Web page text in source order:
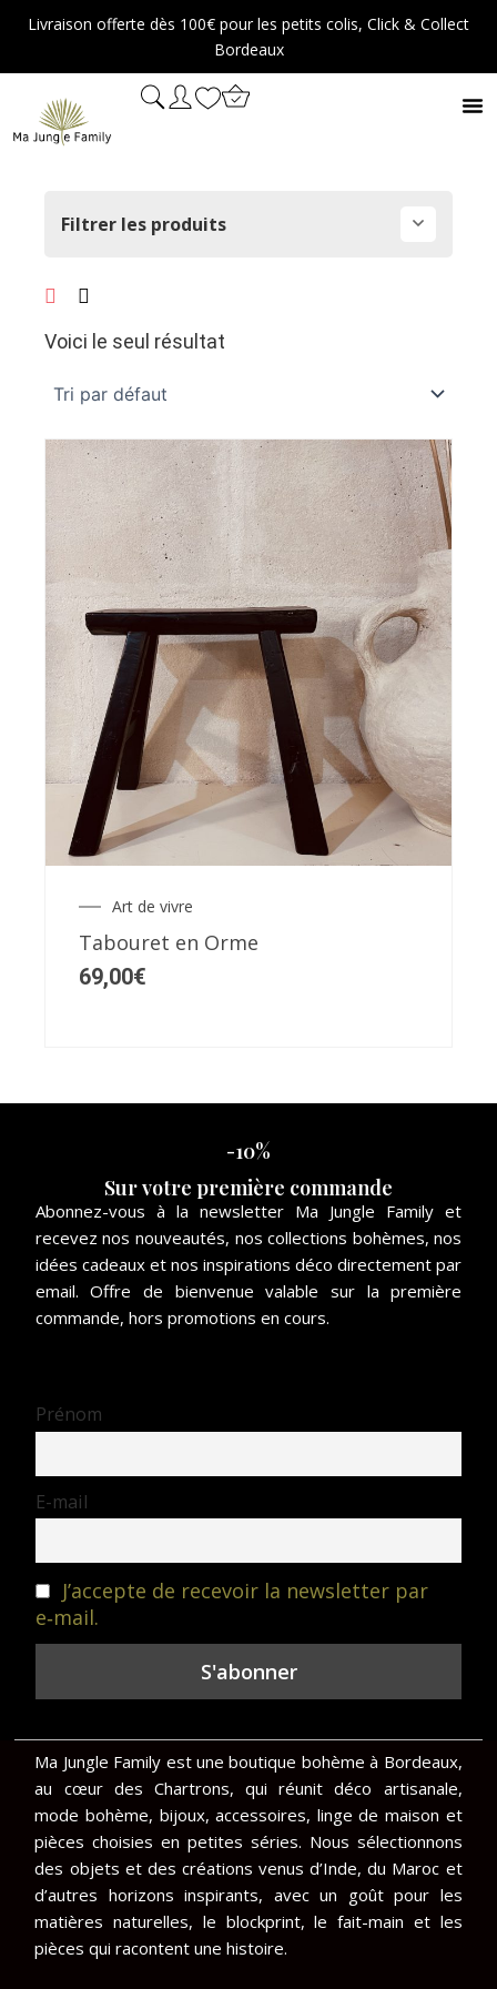
Aller
contenu
Livraison offerte dès 100€ pour les petits colis, Click & Collect
Bordeaux
Filtrer les produits
Voici le seul résultat
Ce
produit
a
plusieurs
variations.
Les
options
peuvent
être
page
Art de vivre
Tabouret en Orme
69,00€
-10%
Sur votre première commande
Abonnez-vous à la newsletter Ma Jungle Family et
recevez nos nouveautés, nos collections bohèmes, nos
idées cadeaux et nos inspirations déco directement par
email. Offre de bienvenue valable sur la première
commande, hors promotions en cours.
Prénom
E-mail
J’accepte de recevoir la newsletter par
e‑mail.
Ma Jungle Family est une boutique bohème à Bordeaux,
au cœur des Chartrons, qui réunit déco artisanale,
mode bohème, bijoux, accessoires, linge de maison et
pièces choisies en petites séries. Nous sélectionnons
des objets et des créations venus d’Inde, du Maroc et
d’autres horizons inspirants, avec un goût pour les
matières naturelles, le blockprint, le fait-main et les
pièces qui racontent une histoire.